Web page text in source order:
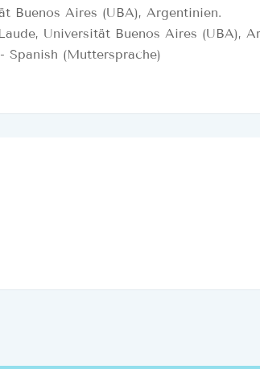
Buenos Aires (UBA), Argentinien.
Universität Buenos Aires (UBA),
Spanish (Muttersprache)